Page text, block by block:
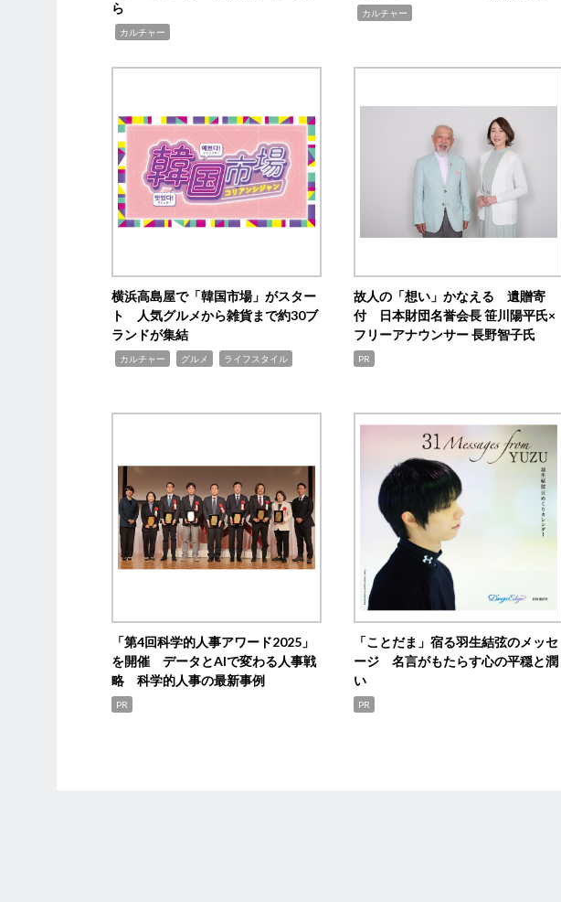
ら
カルチャー
カルチャー
横浜高島屋で「韓国市場」がスター
ト 人気グルメから雑貨まで約30ブ
ランドが集結
カルチャー グルメ ライフスタイル
故人の「想い」かなえる 遺贈寄
付 日本財団名誉会長 笹川陽平氏×
フリーアナウンサー 長野智子氏
PR
「第4回科学的人事アワード2025」
を開催 データとAIで変わる人事戦
略 科学的人事の最新事例
PR
「ことだま」宿る羽生結弦のメッセ
ージ 名言がもたらす心の平穏と潤
い
PR